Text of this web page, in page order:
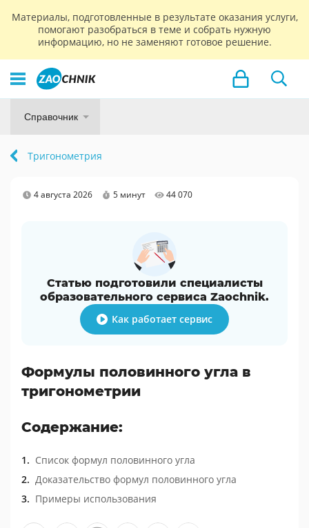
Материалы, подготовленные в результате оказания услуги,
помогают разобраться в теме и собрать нужную
информацию, но не заменяют готовое решение.
Справочник
Тригонометрия
4 августа 2026 5 минут 44 070
Статью подготовили специалисты
образовательного сервиса Zaochnik.
Как работает сервис
Формулы половинного угла в
тригонометрии
Содержание:
Список формул половинного угла
Доказательство формул половинного угла
Примеры использования